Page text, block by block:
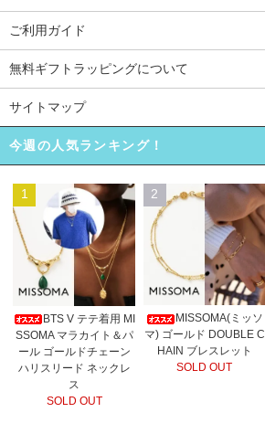
ご利用ガイド
無料ギフトラッピングについて
サイトマップ
今週の人気ランキング！
1
BTS V テテ着用 MI
SSOMA マラカイト＆パ
ール ゴールドチェーン
ハリスリード ネックレ
ス
SOLD OUT
2
MISSOMA(ミッソ
マ) ゴールド DOUBLE C
HAIN ブレスレット
SOLD OUT